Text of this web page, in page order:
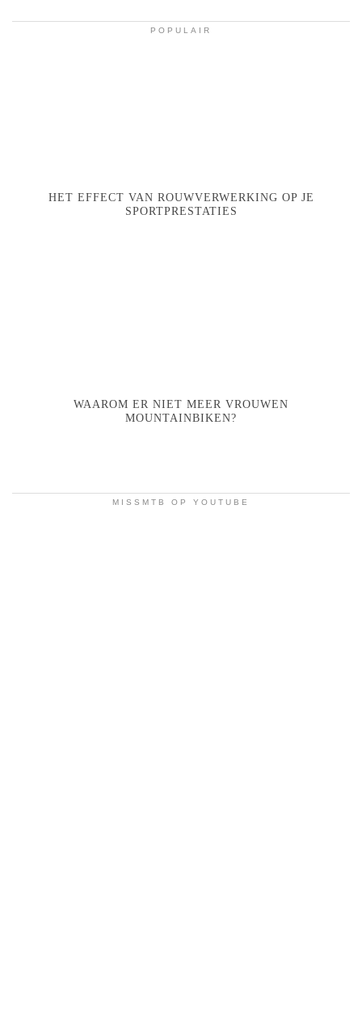
POPULAIR
HET EFFECT VAN ROUWVERWERKING OP JE
SPORTPRESTATIES
WAAROM ER NIET MEER VROUWEN
MOUNTAINBIKEN?
MISSMTB OP YOUTUBE